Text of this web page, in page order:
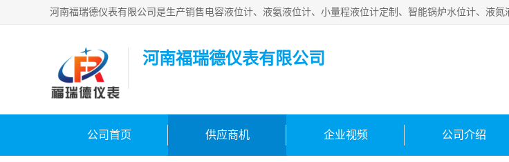
河南福瑞德仪表有限公司
公司首页 供应商机 企业视频 公司介绍